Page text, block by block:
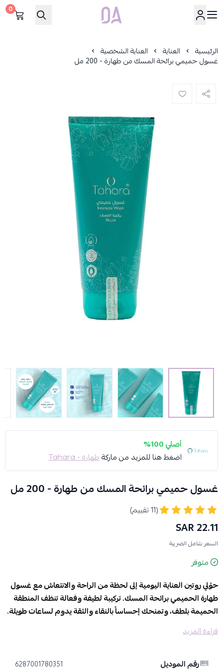
Dar Alamirat
0
الرئيسية العناية العناية الشخصية
غسول حميمي برائحة المسك من طهارة - 200 مل
أصلي 100%
اضغط هنا للمزيد من ماركةطهارة - Tahara
غسول حميمي برائحة المسك من طهارة - 200 مل
(11 تقييم)
22.11 SAR
السعر شامل الضريبة
متوفر
حوّلي روتين العناية اليومية إلى لحظة من الراحة والانتعاش مع غسول
طهارة الحميمي برائحة المسك. تركيبة لطيفة وفعالة تنظف المنطقة
الحميمة بلطف، وتمنحك إحساساً بالنقاء والثقة يدوم لساعات طويلة.
المميزات والفوائد:
اليوم.
قراءة المزيد
رقم الموديل 6287001780351